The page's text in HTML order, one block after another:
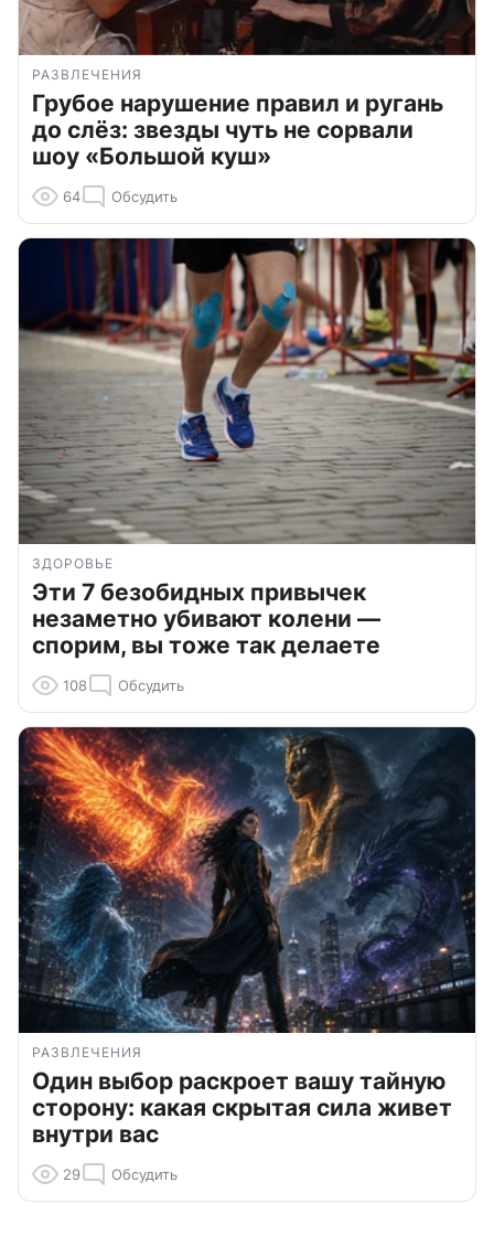
РАЗВЛЕЧЕНИЯ
Грубое нарушение правил и ругань
до слёз: звезды чуть не сорвали
шоу «Большой куш»
64 Обсудить
ЗДОРОВЬЕ
Эти 7 безобидных привычек
незаметно убивают колени —
спорим, вы тоже так делаете
108 Обсудить
РАЗВЛЕЧЕНИЯ
Один выбор раскроет вашу тайную
сторону: какая скрытая сила живет
внутри вас
29 Обсудить